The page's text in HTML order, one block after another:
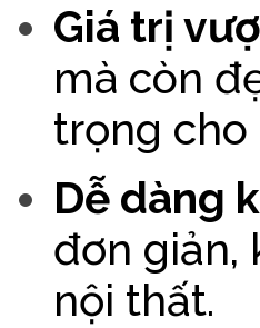
Giá trị
mà còn
trọng cho
Dễ dàng
đơn giản,
nội thất.